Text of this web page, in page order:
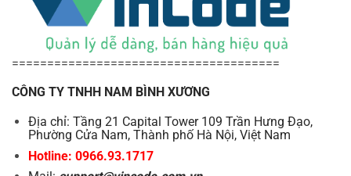
======================================
CÔNG TY TNHH NAM BÌNH XƯƠNG
Địa chỉ: Tầng 21 Capital Tower 109 Trần Hưng Đạo,
Phường Cửa Nam, Thành phố Hà Nội, Việt Nam
Hotline: 0966.93.1717